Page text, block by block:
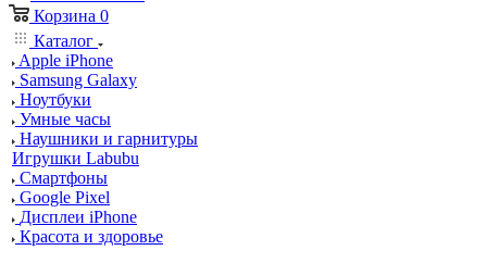
Корзина 0
Каталог
Apple iPhone
Samsung Galaxy
Ноутбуки
Умные часы
Наушники и гарнитуры
Игрушки Labubu
Смартфоны
Google Pixel
Дисплеи iPhone
Красота и здоровье